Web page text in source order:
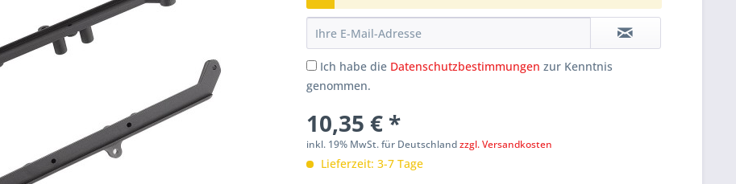
Ich habe die Datenschutzbestimmungen zur Kenntnis
genommen.
10,35 € *
inkl. 19% MwSt. für Deutschlandzzgl. Versandkosten
Lieferzeit: 3-7 Tage